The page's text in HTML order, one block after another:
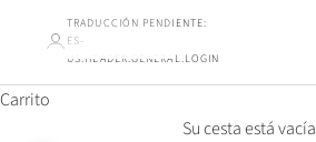
TRADUCCIÓN PENDIENTE:
ES-
US.HEADER.GENERAL.LOGIN
Carrito
Su cesta está vacía